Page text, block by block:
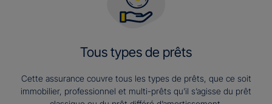
Tous types de prêts
Cette assurance couvre tous les types de prêts, que ce soit
immobilier, professionnel et multi-prêts qu’il s’agisse du prêt